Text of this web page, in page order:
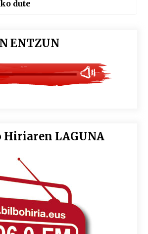
dute
ENTZUN
Hiriaren LAGUNA